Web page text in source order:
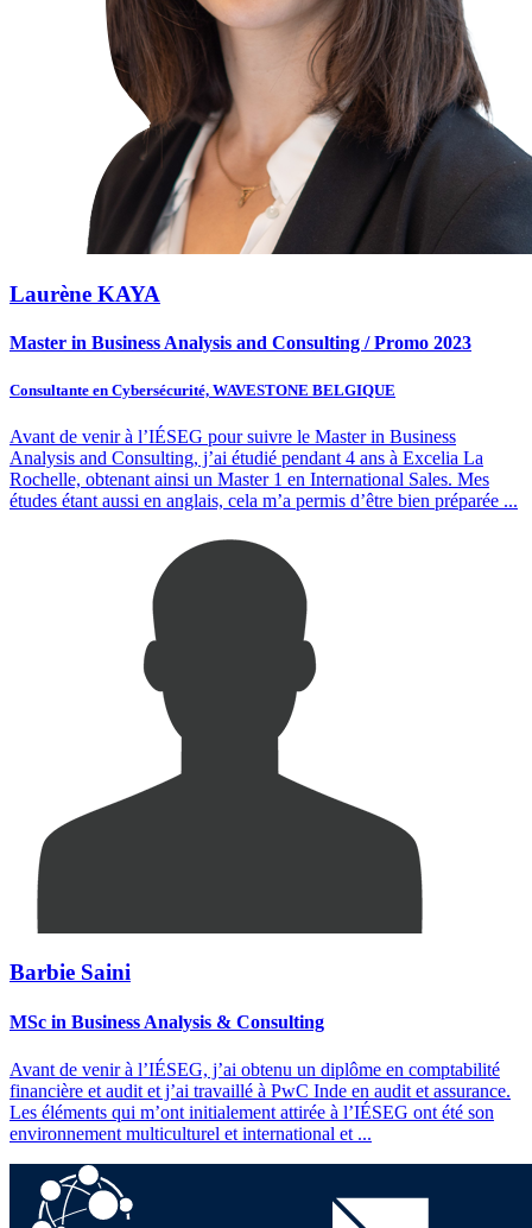
Laurène KAYA
Master in Business Analysis and Consulting / Promo 2023
Consultante en Cybersécurité, WAVESTONE BELGIQUE
Avant de venir à l’IÉSEG pour suivre le Master in Business
Analysis and Consulting, j’ai étudié pendant 4 ans à Excelia La
Rochelle, obtenant ainsi un Master 1 en International Sales. Mes
études étant aussi en anglais, cela m’a permis d’être bien préparée ...
Barbie Saini
MSc in Business Analysis & Consulting
Avant de venir à l’IÉSEG, j’ai obtenu un diplôme en comptabilité
financière et audit et j’ai travaillé à PwC Inde en audit et assurance.
Les éléments qui m’ont initialement attirée à l’IÉSEG ont été son
environnement multiculturel et international et ...